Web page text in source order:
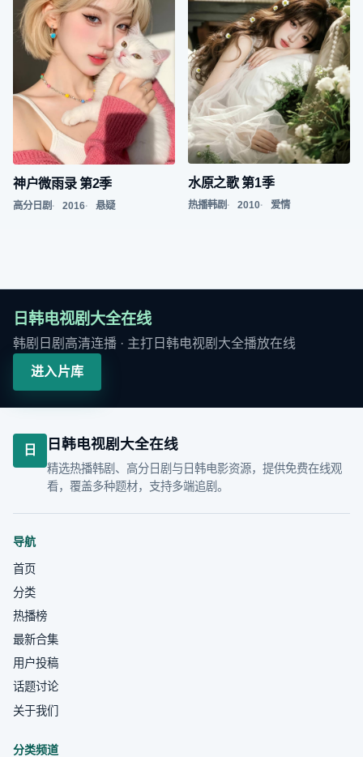
神户微雨录 第2季
高分日剧 2016 悬疑
水原之歌 第1季
热播韩剧 2010 爱情
日韩电视剧大全在线
韩剧日剧高清连播 · 主打 日韩电视剧大全播放在线
进入片库
日 日韩电视剧大全在线
精选热播韩剧、高分日剧与日韩电影资源，提供免费在线观
看，覆盖多种题材，支持多端追剧。
导航
首页
分类
热播榜
最新合集
用户投稿
话题讨论
关于我们
分类频道